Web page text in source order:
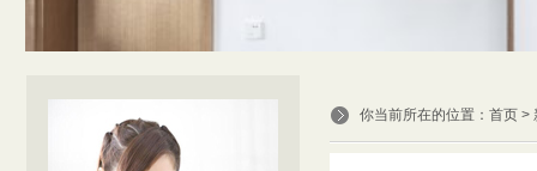
你当前所在的位置： 首页 >